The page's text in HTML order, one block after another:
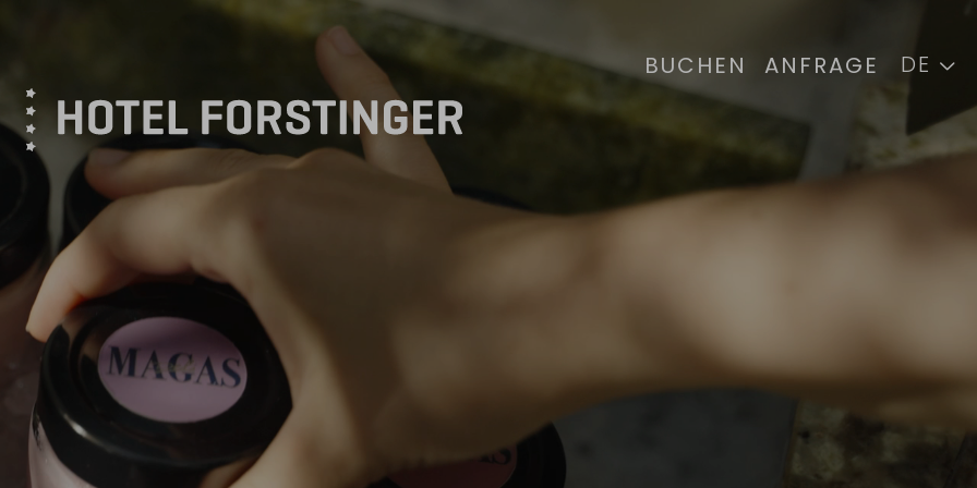
BUCHEN ANFRAGE
DE
EN